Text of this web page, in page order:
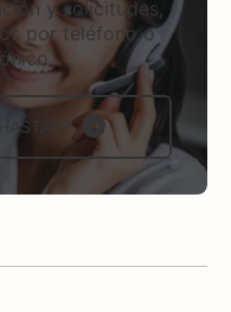
y solicitudes,
por teléfono o